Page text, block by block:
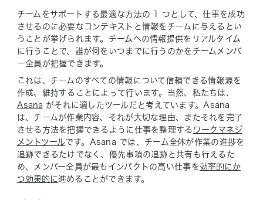
チームをサポートする最適な方法の 1 つとして、仕事を成功
させるのに必要なコンテキストと情報をチームに与えるとい
うことが挙げられます。チームへの情報提供をリアルタイム
に行うことで、誰が何をいつまでに行うのかをチームメンバ
ー全員が把握できます。
これは、チームのすべての情報について信頼できる情報源を
作成、維持することによって行います。当然、私たちは、
Asana がそれに適したツールだと考えています。Asana
は、チームが作業内容、それが大切な理由、またそれを完了
させる方法を把握できるように仕事を整理する ワークマネジ
メントツールです。Asana では、チーム全体が作業の進捗を
追跡できるたけでなく、優先事項の追跡と共有も行えるた
め、メンバー全員が最もインパクトの高い仕事を 効率的にか
つ効果的に進めることができます。